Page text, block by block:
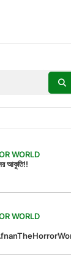
WORLD
আকুতি!!
WORLD